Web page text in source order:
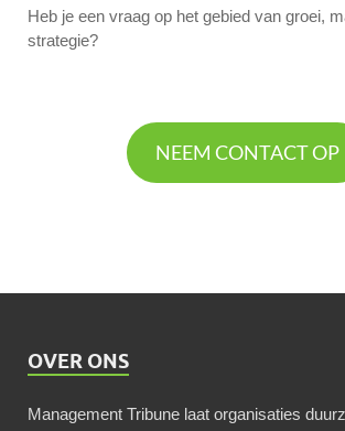
Heb je een vraag op het gebied van groei,
strategie?
NEEM CONTACT OP
OVER ONS
Management Tribune laat organisaties